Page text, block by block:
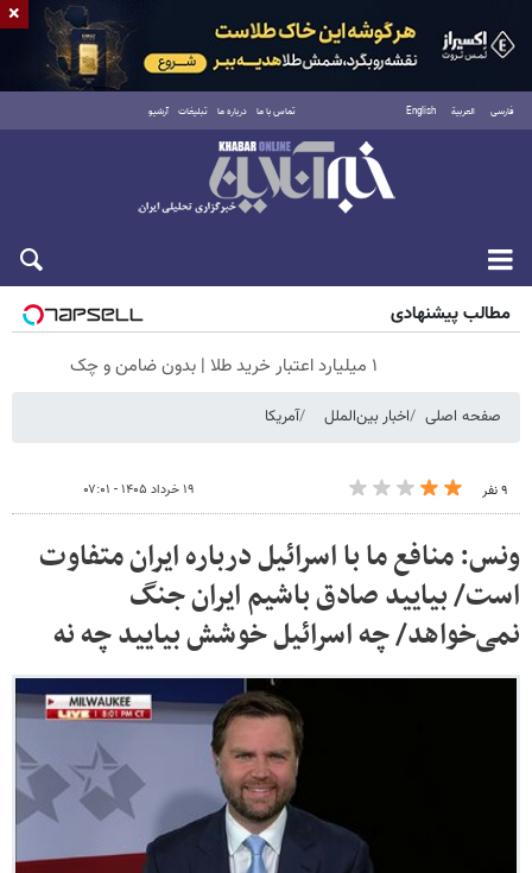
فارسی العربية English تماس با ما درباره ما تبلیغات آرشیو
جمعه ۱۶ مرداد ۱۴۰۵
مطالب پیشنهادی
۱ میلیارد اعتبار خرید طلا | بدون ضامن و چک
صفحه اصلی اخبار بین‌الملل آمریکا
۹ نفر ۱۹ خرداد ۱۴۰۵ - ۰۷:۰۱
ونس: منافع ما با اسرائیل درباره ایران متفاوت
است/ بیایید صادق باشیم ایران جنگ
نمی‌خواهد/ چه اسرائیل خوشش بیایید چه نه
×